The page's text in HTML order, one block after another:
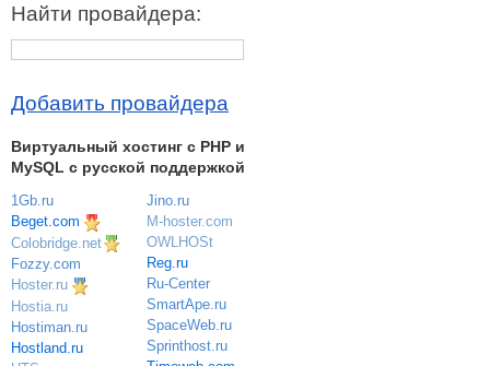
Найти провайдера:
Добавить провайдера
Виртуальный хостинг c PHP и
MySQL с русской поддержкой
1Gb.ru
Beget.com
Colobridge.net
Fozzy.com
Hoster.ru
Hostia.ru
Hostiman.ru
Hostland.ru
Jino.ru
M-hoster.com
OWLHOSt
Reg.ru
Ru-Center
SmartApe.ru
SpaceWeb.ru
Sprinthost.ru